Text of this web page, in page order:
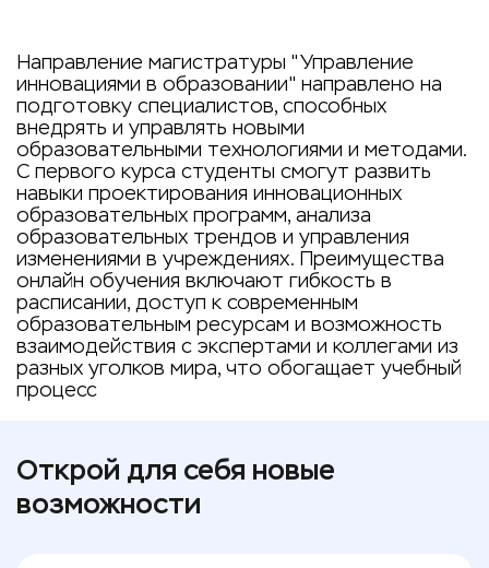
Направление магистратуры "Управление
инновациями в образовании" направлено на
подготовку специалистов, способных
внедрять и управлять новыми
образовательными технологиями и методами.
С первого курса студенты смогут развить
навыки проектирования инновационных
образовательных программ, анализа
образовательных трендов и управления
изменениями в учреждениях. Преимущества
онлайн обучения включают гибкость в
расписании, доступ к современным
образовательным ресурсам и возможность
взаимодействия с экспертами и коллегами из
разных уголков мира, что обогащает учебный
процесс
Открой для себя новые
возможности